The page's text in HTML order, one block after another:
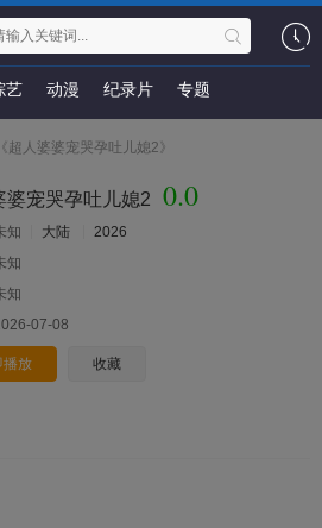
艺 动漫 纪录片 专题
《超人婆婆宠哭孕吐儿媳2》
婆宠哭孕吐儿媳2 0.0
知 大陆
2026
知
知
07-08
播放 收藏